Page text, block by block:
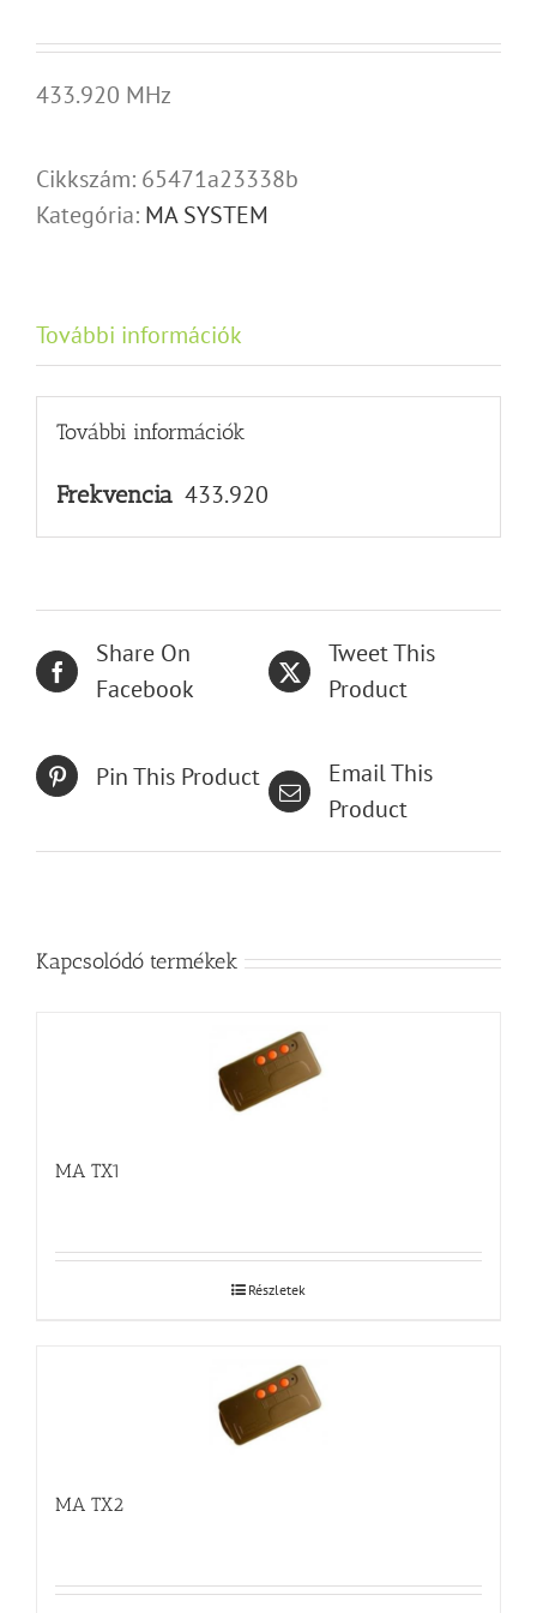
433.920 MHz
Cikkszám: 65471a23338b
Kategória: MA SYSTEM
További információk
További információk
Frekvencia 433.920
Share On
Facebook
Tweet This
Product
Pin This Product
Email This
Product
Kapcsolódó termékek
MA TX1
Részletek
MA TX2